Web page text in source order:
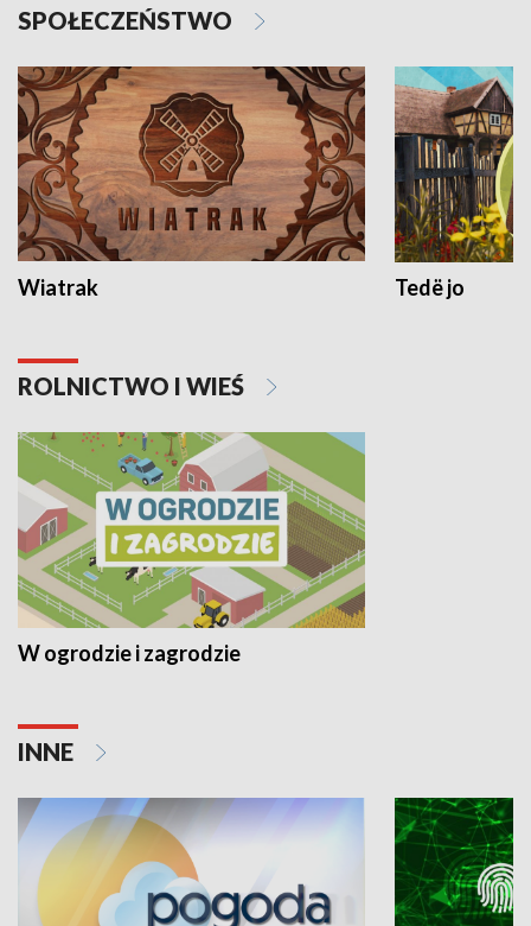
SPOŁECZEŃSTWO
Wiatrak Tedë jo
ROLNICTWO I WIEŚ
W ogrodzie i zagrodzie
INNE